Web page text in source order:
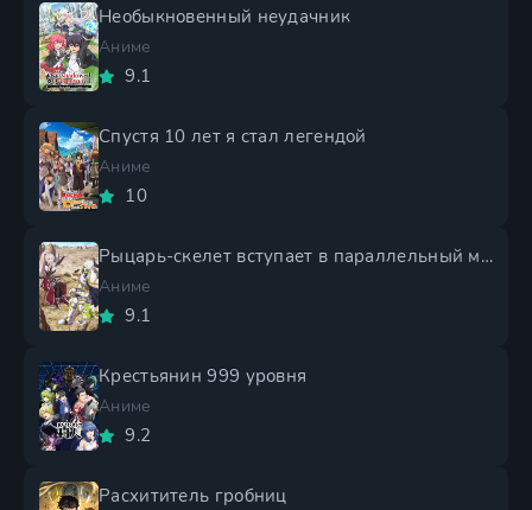
Необыкновенный неудачник
Аниме
9.1
Спустя 10 лет я стал легендой
Аниме
10
Рыцарь-скелет вступает в параллельный мир 2 сезон
Аниме
9.1
Крестьянин 999 уровня
Аниме
9.2
Расхититель гробниц